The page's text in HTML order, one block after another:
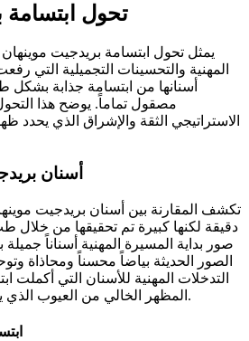
تحول ابتسامة
يمثل تحول ابتسامة بريدجيت
المهنية والتحسينات التجميلية التي
أسنانها من ابتسامة جذابة بشكل
مصقول تماماً. يوضح هذا
الاستراتيجي الثقة والإشراق الذي يحدد
أسنان
تكشف المقارنة بين أسنان بريدجيت
دقيقة لكنها كبيرة تم تحقيقها من خلال
صور بداية المسيرة المهنية أسناناً
الصور الحديثة بياضاً محسناً ومحاذاة
التدخلات المهنية للأسنان التي أكملت
المظهر الخالي من العيوب الذي يتعرف عليه الجمهور اليوم.